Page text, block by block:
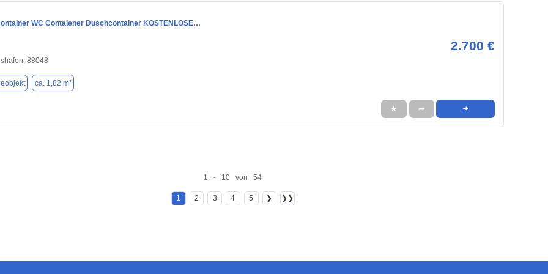
WC Contaiener Duschcontainer KOSTENLOSE…
2.700 €
88048
ca. 1,82 m²
★ ➦ ➜
1 - 10 von 54
1 2 3 4 5 ❯ ❯❯